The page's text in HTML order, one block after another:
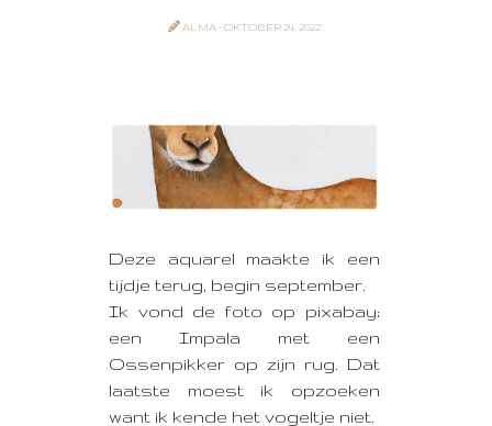
ALMA - OKTOBER 24, 2022
Deze aquarel maakte ik een
tijdje terug, begin september.
Ik vond de foto op pixabay;
een Impala met een
Ossenpikker op zijn rug. Dat
laatste moest ik opzoeken
want ik kende het vogeltje niet.